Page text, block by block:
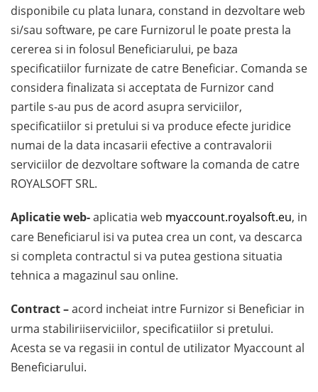
disponibile cu plata lunara, constand in dezvoltare web
si/sau software, pe care Furnizorul le poate presta la
cererea si in folosul Beneficiarului, pe baza
specificatiilor furnizate de catre Beneficiar. Comanda se
considera finalizata si acceptata de Furnizor cand
partile s-au pus de acord asupra serviciilor,
specificatiilor si pretului si va produce efecte juridice
numai de la data incasarii efective a contravalorii
serviciilor de dezvoltare software la comanda de catre
ROYALSOFT SRL.
Aplicatie web-aplicatia web myaccount.royalsoft.eu, in
care Beneficiarul isi va putea crea un cont, va descarca
si completa contractul si va putea gestiona situatia
tehnica a magazinul sau online.
Contract –acord incheiat intre Furnizor si Beneficiar in
urma stabiliriiserviciilor, specificatiilor si pretului.
Acesta se va regasii in contul de utilizator Myaccount al
Beneficiarului.